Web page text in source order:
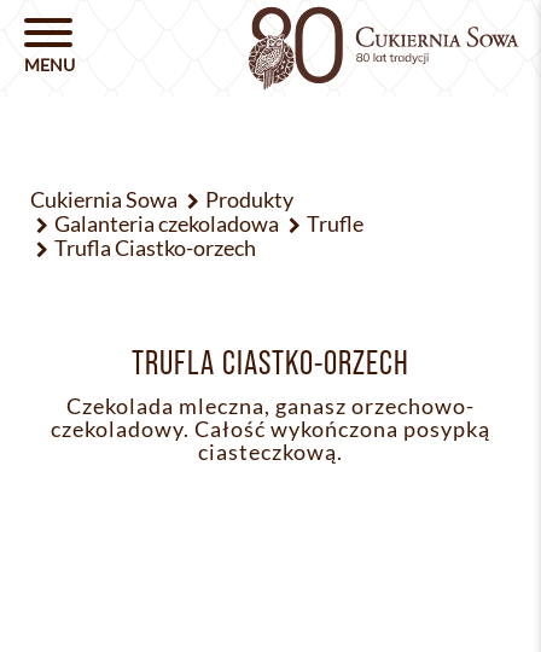
Cukiernia Sowa
Produkty
Galanteria czekoladowa
Trufle
Trufla Ciastko-orzech
TRUFLA CIASTKO-ORZECH
Czekolada mleczna, ganasz orzechowo-
czekoladowy. Całość wykończona posypką
ciasteczkową.